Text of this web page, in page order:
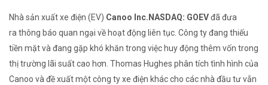
Nhà sản xuất xe điện (EV) Canoo Inc. NASDAQ: GOEVđã đưa
ra thông báo quan ngại về hoạt động liên tục. Công ty đang thiếu
tiền mặt và đang gặp khó khăn trong việc huy động thêm vốn trong
thị trường lãi suất cao hơn. Thomas Hughes phân tích tình hình của
Canoo và đề xuất một công ty xe điện khác cho các nhà đầu tư vẫn